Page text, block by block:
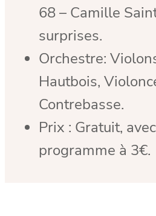
68 – Camille
surprises.
Orchestre:
Hautbois,
Contrebasse.
Prix : Gratuit,
programme à 3€.